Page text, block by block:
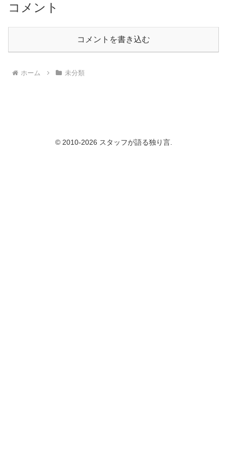
コメント
コメントを書き込む
ホーム 未分類
© 2010-2026 スタッフが語る独り言.